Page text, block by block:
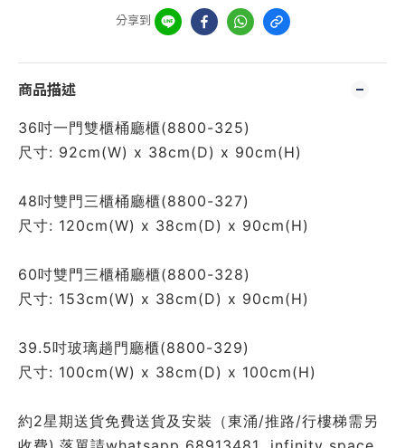
分享到
商品描述
36吋一門雙櫃桶廳櫃(8800-325)
尺寸: 92cm(W) x 38cm(D) x 90cm(H)
48吋雙門三櫃桶廳櫃(8800-327)
尺寸: 120cm(W) x 38cm(D) x 90cm(H)
60吋雙門三櫃桶廳櫃(8800-328)
尺寸: 153cm(W) x 38cm(D) x 90cm(H)
39.5吋玻璃趟門廳櫃(8800-329)
尺寸: 100cm(W) x 38cm(D) x 100cm(H)
約2星期送貨免費送貨及安裝（東涌/推路/行樓梯需另